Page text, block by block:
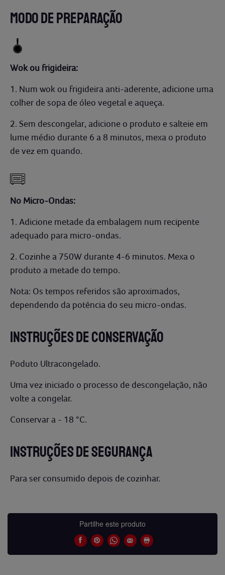
MODO DE PREPARAÇÃO
Wok ou frigideira:
1. Num wok ou frigideira anti-aderente, adicione uma
colher de sopa de óleo vegetal e aqueça.
2. Sem descongelar, adicione o produto e salteie em
lume médio durante 6 a 8 minutos, mexa o produto
de vez em quando.
No Micro-Ondas:
1. Adicione metade da embalagem num recipente
adequado para micro-ondas.
2. Cozinhe a 750W durante 4-6 minutos. Mexa o
produto a metade do tempo.
Nota: Os tempos referidos são aproximados,
dependendo da potência do seu micro-ondas.
INSTRUÇÕES DE CONSERVAÇÃO
Poduto Ultracongelado.
Uma vez iniciado o processo de descongelação, não
volte a congelar.
Conservar a - 18 °C.
INSTRUÇÕES DE SEGURANÇA
Para ser consumido depois de cozinhar.
Partilhe este produto